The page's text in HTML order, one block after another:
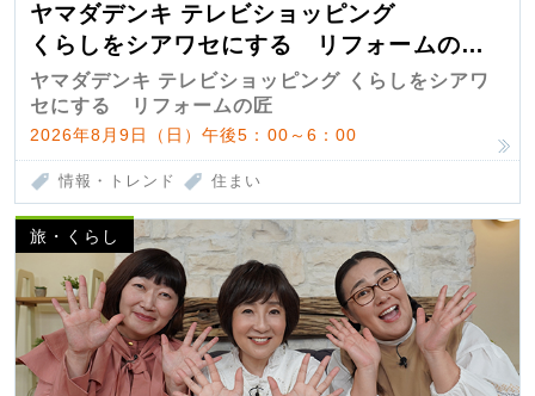
ヤマダデンキ テレビショッピング
くらしをシアワセにする リフォームの
匠 第7弾
ヤマダデンキ テレビショッピング くらしをシアワ
セにする リフォームの匠
2026年8月9日（日）午後5：00～6：00
情報・トレンド 住まい
旅・くらし